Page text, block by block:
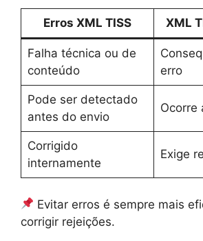
Erros XML TISS XML
Falha técnica ou de
conteúdo
erro
Pode ser detectado
antes do envio
Ocorre
Corrigido
internamente
Exige
Evitar erros é sempre mais
corrigir rejeições.